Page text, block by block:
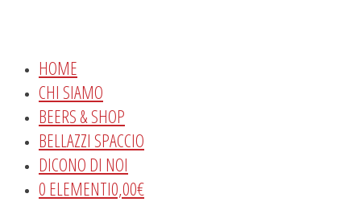
HOME
CHI SIAMO
BEERS & SHOP
BELLAZZI SPACCIO
DICONO DI NOI
0 ELEMENTI0,00€